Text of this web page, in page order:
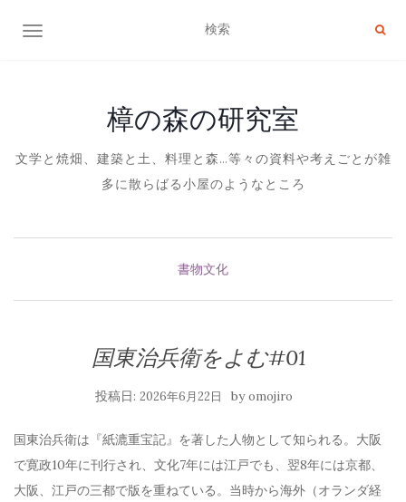
ナビゲーション切り替え
樟の森の研究室
文学と焼畑、建築と土、料理と森…等々の資料や考えごとが雑
多に散らばる小屋のようなところ
書物文化
国東治兵衛をよむ#01
投稿日: 2026年6月22日 byomojiro
国東治兵衛は『紙漉重宝記』を著した人物として知られる。大阪
で寛政10年に刊行され、文化7年には江戸でも、翌8年には京都、
大阪、江戸の三都で版を重ねている。当時から海外（オランダ経